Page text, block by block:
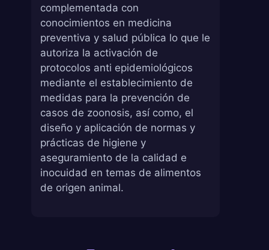
complementada con
conocimientos en medicina
preventiva y salud pública lo que le
autoriza la activación de
protocolos anti epidemiológicos
mediante el establecimiento de
medidas para la prevención de
casos de zoonosis, así como, el
diseño y aplicación de normas y
prácticas de higiene y
aseguramiento de la calidad e
inocuidad en temas de alimentos
de origen animal.